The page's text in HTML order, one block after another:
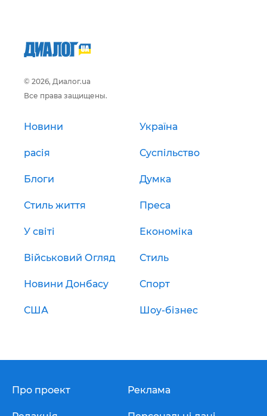
© 2026, Диалог.ua
Все права защищены.
Новини Україна
расія Суспільство
Блоги Думка
Стиль життя Преса
У світі Економіка
Військовий Огляд Стиль
Новини Донбасу Спорт
США Шоу-бізнес
Про проект Реклама